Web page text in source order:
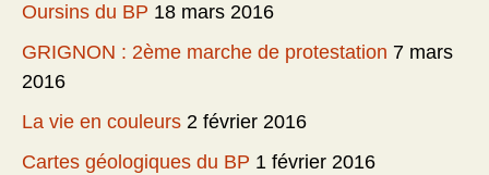
Oursins du BP 18 mars 2016
GRIGNON : 2ème marche de protestation 7 mars
2016
La vie en couleurs 2 février 2016
Cartes géologiques du BP 1 février 2016